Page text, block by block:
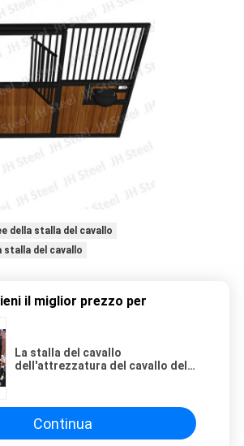
della stalla del cavallo
stalla del cavallo
il miglior prezzo per
La stalla del cavallo
dell'attrezzatura del cavallo del
equestre
Continua